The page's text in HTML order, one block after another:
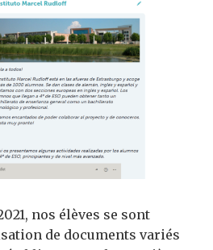
nos élèves se sont
de documents variés